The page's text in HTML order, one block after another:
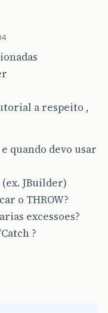
a respeito ,
quando devo usar
JBuilder)
o THROW?
excessoes?
?